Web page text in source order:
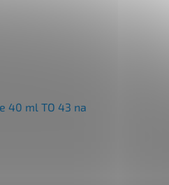
40 ml TO 43 na